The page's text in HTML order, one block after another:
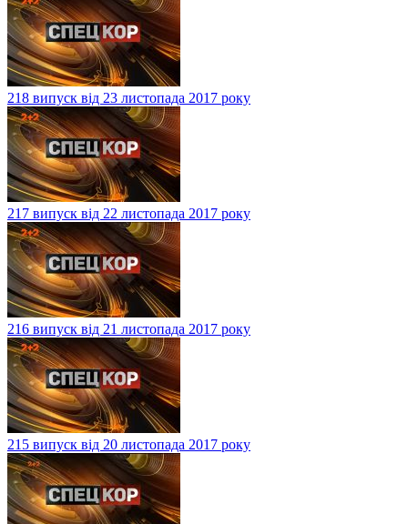
218 випуск від 23 листопада 2017 року
217 випуск від 22 листопада 2017 року
216 випуск від 21 листопада 2017 року
215 випуск від 20 листопада 2017 року